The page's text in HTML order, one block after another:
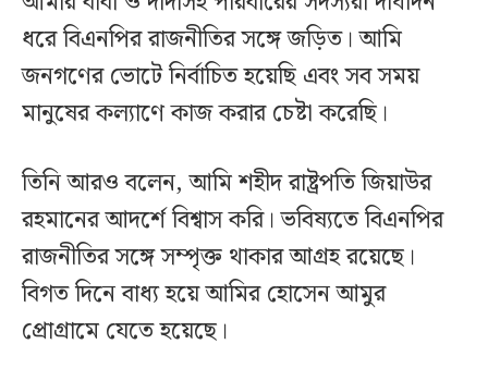
ধরে বিএনপির রাজনীতির সঙ্গে জড়িত। আমি
জনগণের ভোটে নির্বাচিত হয়েছি এবং সব সময়
মানুষের কল্যাণে কাজ করার চেষ্টা করেছি।
তিনি আরও বলেন, আমি শহীদ রাষ্ট্রপতি জিয়াউর
রহমানের আদর্শে বিশ্বাস করি। ভবিষ্যতে বিএনপির
রাজনীতির সঙ্গে সম্পৃক্ত থাকার আগ্রহ রয়েছে।
বিগত দিনে বাধ্য হয়ে আমির হোসেন আমুর
প্রোগ্রামে যেতে হয়েছে।